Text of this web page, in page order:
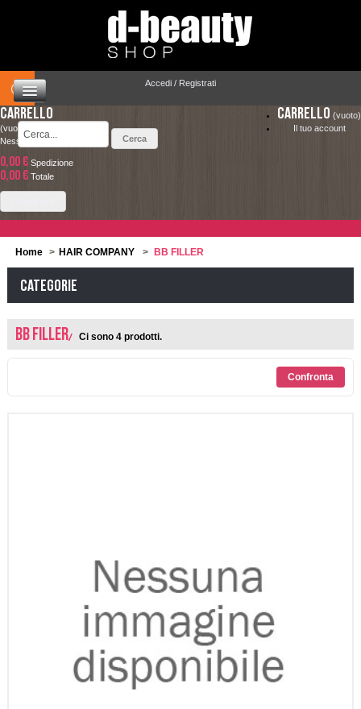
Accedi / Registrati
Carrello (vuoto)
Il tuo account
Carrello
(vuoto)
Nessun prodotto
0,00 € Spedizione
0,00 € Totale
HOME
VISO E CORPO
SOLARI
UOMO
LA SPEDIZIONE COSTA SOLO 4.90 € ED È
COMPLETAMENTE GRATUITA PER ORDINI
Home > HAIR COMPANY > BB FILLER
Categorie
BB FILLER Ci sono 4 prodotti.